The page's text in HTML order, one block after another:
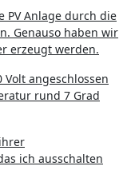
PV Anlage durch die
Genauso haben wir
erzeugt werden.
angeschlossen
rund 7 Grad
ich ausschalten